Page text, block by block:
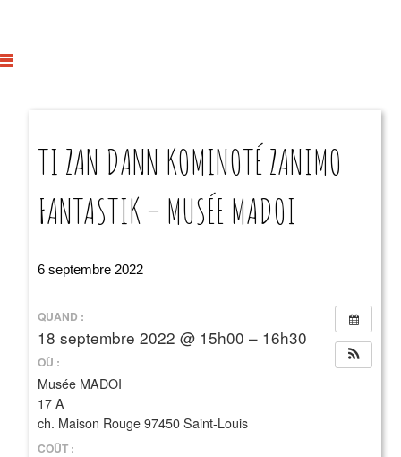
TI ZAN DANN KOMINOTÉ ZANIMO
FANTASTIK – MUSÉE MADOI
6 septembre 2022
QUAND :
18 septembre 2022 @ 15h00 – 16h30
OÙ :
Musée MADOI
17 A
ch. Maison Rouge 97450 Saint-Louis
COÛT :